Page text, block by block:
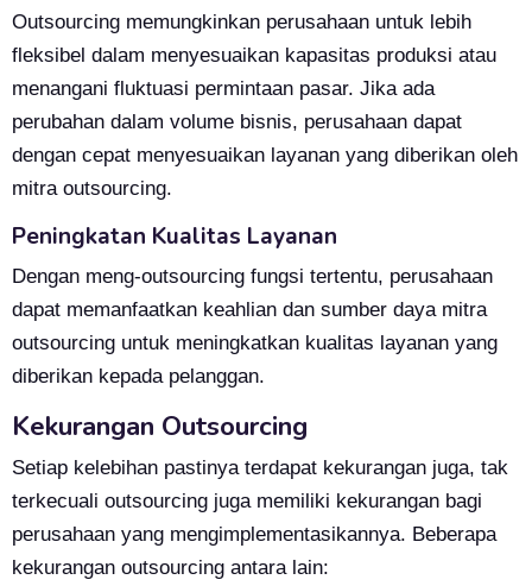
Outsourcing memungkinkan perusahaan untuk lebih
fleksibel dalam menyesuaikan kapasitas produksi atau
menangani fluktuasi permintaan pasar. Jika ada
perubahan dalam volume bisnis, perusahaan dapat
dengan cepat menyesuaikan layanan yang diberikan oleh
mitra outsourcing.
Peningkatan Kualitas Layanan
Dengan meng-outsourcing fungsi tertentu, perusahaan
dapat memanfaatkan keahlian dan sumber daya mitra
outsourcing untuk meningkatkan kualitas layanan yang
diberikan kepada pelanggan.
Kekurangan Outsourcing
Setiap kelebihan pastinya terdapat kekurangan juga, tak
terkecuali outsourcing juga memiliki kekurangan bagi
perusahaan yang mengimplementasikannya. Beberapa
kekurangan outsourcing antara lain: